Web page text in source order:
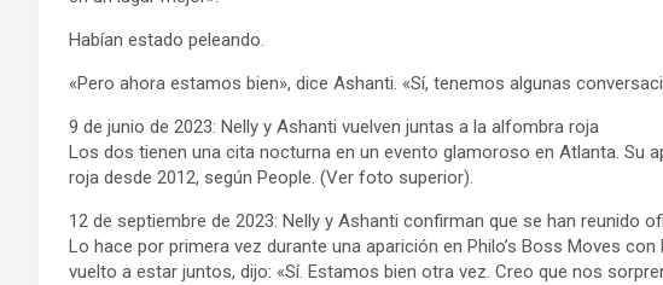
Habían estado peleando.
«Pero ahora estamos bien», dice Ashanti. «Sí, tenemos algunas
9 de junio de 2023: Nelly y Ashanti vuelven juntas a la alfombra roja
Los dos tienen una cita nocturna en un evento glamoroso en Atlanta. Su
roja desde 2012, según People. (Ver foto superior).
12 de septiembre de 2023: Nelly y Ashanti confirman que se han reunido
Lo hace por primera vez durante una aparición en Philo’s Boss Moves
vuelto a estar juntos, dijo: «Sí. Estamos bien otra vez. Creo que nos